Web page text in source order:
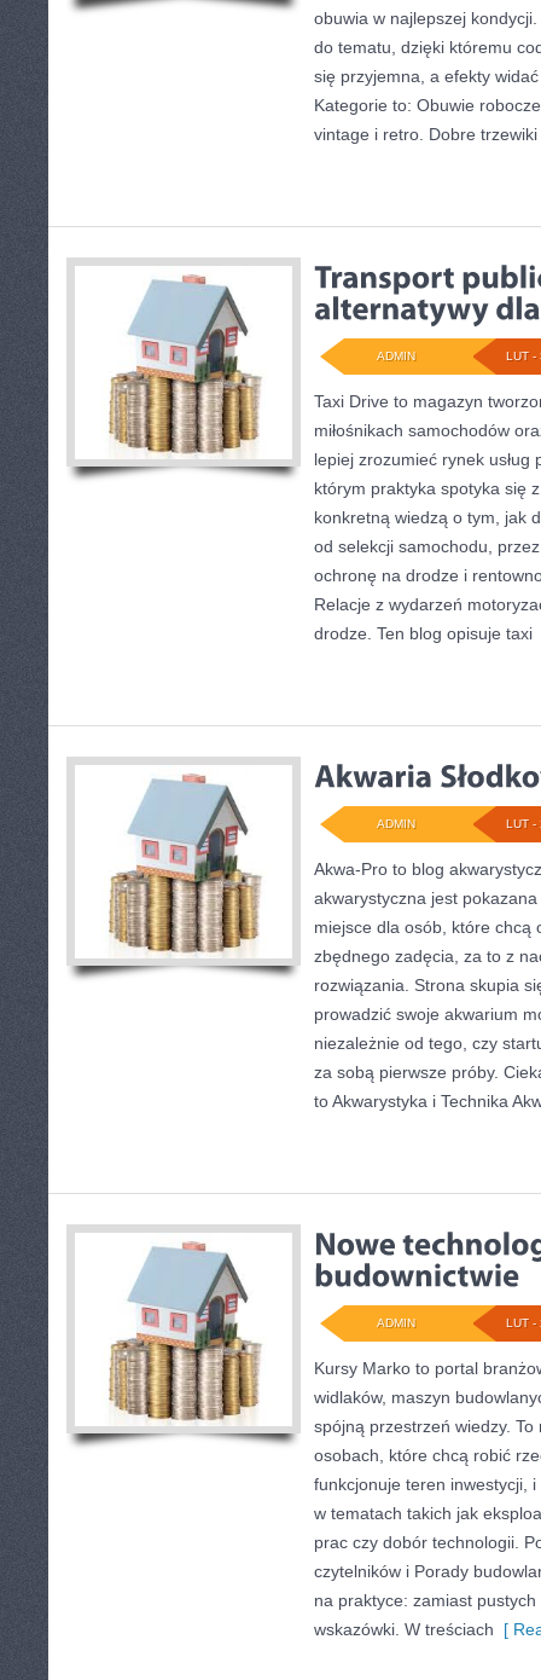
obuwia w najlepszej
do tematu, dzięki któremu
się przyjemna, a efekty
Kategorie to: Obuwie
vintage i retro. Dobre
LUT -
ADMIN
Taxi Drive to magazyn
miłośnikach samochodów
lepiej zrozumieć rynek usług
którym praktyka spotyka się
konkretną wiedzą o tym, jak
od selekcji samochodu,
ochronę na drodze i
Relacje z wydarzeń
drodze. Ten blog opisuje taxi
LUT -
ADMIN
Akwa-Pro to blog
akwarystyczna jest
miejsce dla osób, które chcą
zbędnego zadęcia, za to z
rozwiązania. Strona skupia
prowadzić swoje akwarium
niezależnie od tego, czy
za sobą pierwsze próby.
to Akwarystyka i Technika
LUT -
ADMIN
Kursy Marko to portal
widlaków, maszyn
spójną przestrzeń wiedzy.
osobach, które chcą robić
funkcjonuje teren inwestycji,
w tematach takich jak
prac czy dobór technologii.
czytelników i Porady
na praktyce: zamiast pustych
wskazówki. W treściach [